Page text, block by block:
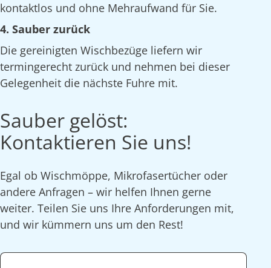
kontaktlos und ohne Mehraufwand für Sie.
4. Sauber zurück
Die gereinigten Wischbezüge liefern wir
termingerecht zurück und nehmen bei dieser
Gelegenheit die nächste Fuhre mit.
Sauber gelöst:
Kontaktieren Sie uns!
Egal ob Wischmöppe, Mikrofasertücher oder
andere Anfragen – wir helfen Ihnen gerne
weiter. Teilen Sie uns Ihre Anforderungen mit,
und wir kümmern uns um den Rest!